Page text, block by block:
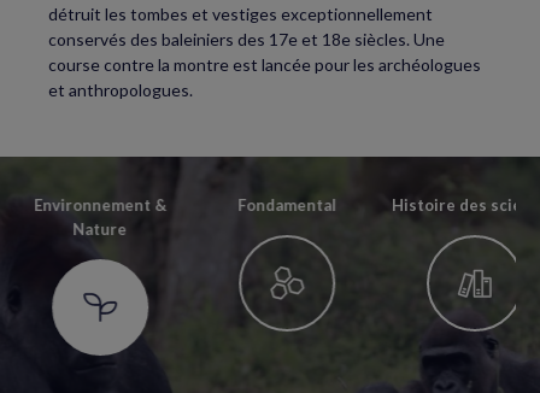
détruit les tombes et vestiges exceptionnellement
conservés des baleiniers des 17e et 18e siècles. Une
course contre la montre est lancée pour les archéologues
et anthropologues.
Environnement &
Nature
Fondamental Histoire des